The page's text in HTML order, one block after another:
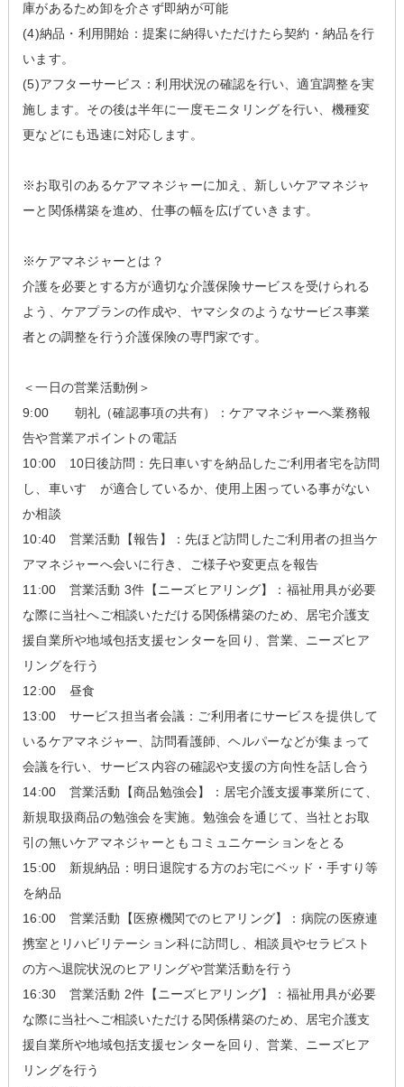
庫があるため卸を介さず即納が可能
(4)納品・利用開始：提案に納得いただけたら契約・納品を行
います。
(5)アフターサービス：利用状況の確認を行い、適宜調整を実
施します。その後は半年に一度モニタリングを行い、機種変
更などにも迅速に対応します。
※お取引のあるケアマネジャーに加え、新しいケアマネジャ
ーと関係構築を進め、仕事の幅を広げていきます。
※ケアマネジャーとは？
介護を必要とする方が適切な介護保険サービスを受けられる
よう、ケアプランの作成や、ヤマシタのようなサービス事業
者との調整を行う介護保険の専門家です。
＜一日の営業活動例＞
9:00 朝礼（確認事項の共有）：ケアマネジャーへ業務報
告や営業アポイントの電話
10:00 10日後訪問：先日車いすを納品したご利用者宅を訪問
し、車いす が適合しているか、使用上困っている事がない
か相談
10:40 営業活動【報告】：先ほど訪問したご利用者の担当ケ
アマネジャーへ会いに行き、ご様子や変更点を報告
11:00 営業活動 3件【ニーズヒアリング】：福祉用具が必要
な際に当社へご相談いただける関係構築のため、居宅介護支
援自業所や地域包括支援センターを回り、営業、ニーズヒア
リングを行う
12:00 昼食
13:00 サービス担当者会議：ご利用者にサービスを提供して
いるケアマネジャー、訪問看護師、ヘルパーなどが集まって
会議を行い、サービス内容の確認や支援の方向性を話し合う
14:00 営業活動【商品勉強会】：居宅介護支援事業所にて、
新規取扱商品の勉強会を実施。勉強会を通じて、当社とお取
引の無いケアマネジャーともコミュニケーションをとる
15:00 新規納品：明日退院する方のお宅にベッド・手すり等
を納品
16:00 営業活動【医療機関でのヒアリング】：病院の医療連
携室とリハビリテーション科に訪問し、相談員やセラピスト
の方へ退院状況のヒアリングや営業活動を行う
16:30 営業活動 2件【ニーズヒアリング】：福祉用具が必要
な際に当社へご相談いただける関係構築のため、居宅介護支
援自業所や地域包括支援センターを回り、営業、ニーズヒア
リングを行う